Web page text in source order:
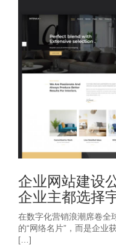
企业网站建设
企业主都选择
在数字化营销浪潮席卷全
的“网络名片”，而是企业
[…]